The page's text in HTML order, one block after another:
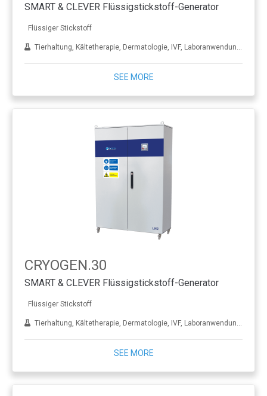
SMART & CLEVER Flüssigstickstoff-Generator
Flüssiger Stickstoff
Tierhaltung, Kältetherapie, Dermatologie, IVF, Laboranwendungen, Behandlung von Metall
SEE MORE
CRYOGEN.30
SMART & CLEVER Flüssigstickstoff-Generator
Flüssiger Stickstoff
Tierhaltung, Kältetherapie, Dermatologie, IVF, Laboranwendungen, Behandlung von Metall
SEE MORE